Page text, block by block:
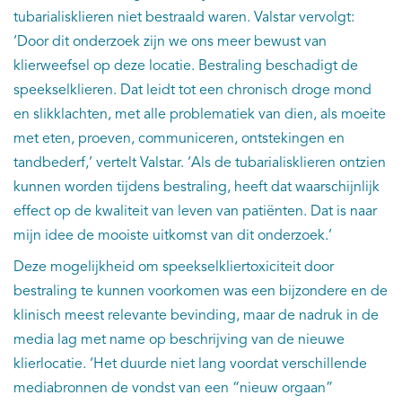
tubarialisklieren niet bestraald waren. Valstar vervolgt:
‘Door dit onderzoek zijn we ons meer bewust van
klierweefsel op deze locatie. Bestraling beschadigt de
speekselklieren. Dat leidt tot een chronisch droge mond
en slikklachten, met alle problematiek van dien, als moeite
met eten, proeven, communiceren, ontstekingen en
tandbederf,’ vertelt Valstar. ‘Als de tubarialisklieren ontzien
kunnen worden tijdens bestraling, heeft dat waarschijnlijk
effect op de kwaliteit van leven van patiënten. Dat is naar
mijn idee de mooiste uitkomst van dit onderzoek.’
Deze mogelijkheid om speekselkliertoxiciteit door
bestraling te kunnen voorkomen was een bijzondere en de
klinisch meest relevante bevinding, maar de nadruk in de
media lag met name op beschrijving van de nieuwe
klierlocatie. ‘Het duurde niet lang voordat verschillende
mediabronnen de vondst van een “nieuw orgaan”